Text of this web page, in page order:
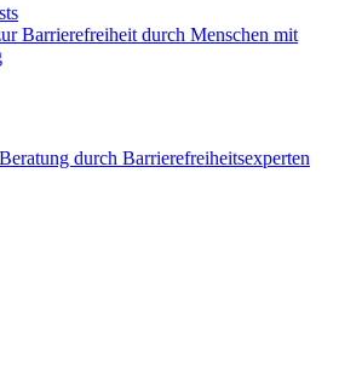
Barrierefreiheit durch Menschen mit
durch Barrierefreiheitsexperten